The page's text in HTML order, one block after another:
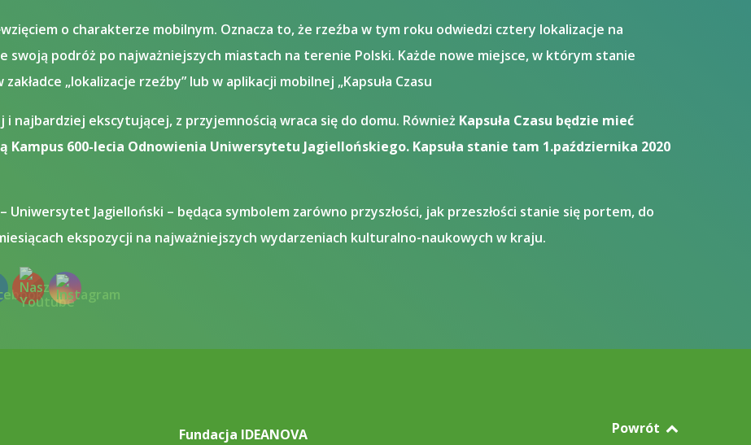
o charakterze mobilnym. Oznacza to, że rzeźba w tym roku odwiedzi cztery lokalizacje na
swoją podróż po najważniejszych miastach na terenie Polski. Każde nowe miejsce, w którym stanie
„lokalizacje rzeźby” lub w aplikacji mobilnej „Kapsuła Czasu
najbardziej ekscytującej, z przyjemnością wraca się do domu. Również Kapsuła Czasu będzie mieć
600-lecia Odnowienia Uniwersytetu Jagiellońskiego. Kapsuła stanie tam 1.października 2020
Uniwersytet Jagielloński – będąca symbolem zarówno przyszłości, jak przeszłości stanie się portem, do
ekspozycji na najważniejszych wydarzeniach kulturalno-naukowych w kraju.
Fundacja IDEANOVA Powrót